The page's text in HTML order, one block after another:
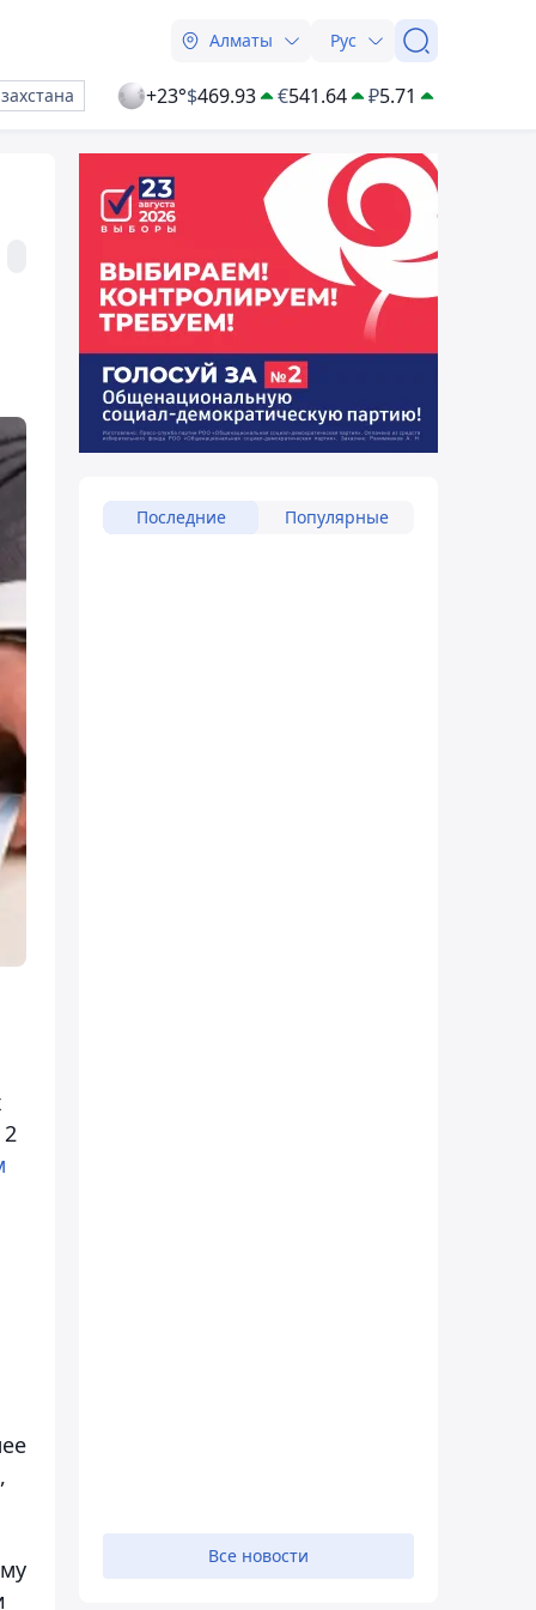
Алматы Рус
+23°$469.93 €541.64 ₽5.71
Последние Популярные
Все новости